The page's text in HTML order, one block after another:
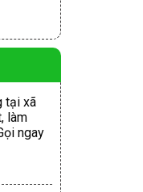
tại xã
làm
ngay